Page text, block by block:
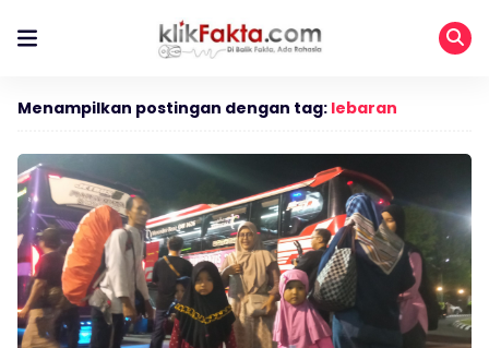
Menampilkan postingan dengan tag: lebaran